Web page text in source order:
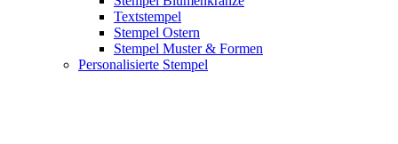
Textstempel
Stempel Ostern
Stempel Muster & Formen
Personalisierte Stempel